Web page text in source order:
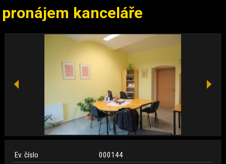
pronájem kanceláře
Ev. číslo
000144